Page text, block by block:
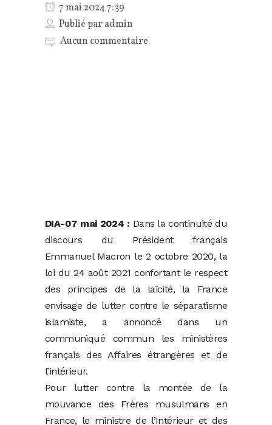
7 mai 2024 7:39
Publié paradmin
Aucun commentaire
DIA-07 mai 2024 : Dans la continuité du
discours du Président français
Emmanuel Macron le 2 octobre 2020, la
loi du 24 août 2021 confortant le respect
des principes de la laïcité, la France
envisage de lutter contre le séparatisme
islamiste, a annoncé dans un
communiqué commun les ministères
français des Affaires étrangères et de
l’intérieur.
Pour lutter contre la montée de la
mouvance des Frères musulmans en
France, le ministre de l’Intérieur et des